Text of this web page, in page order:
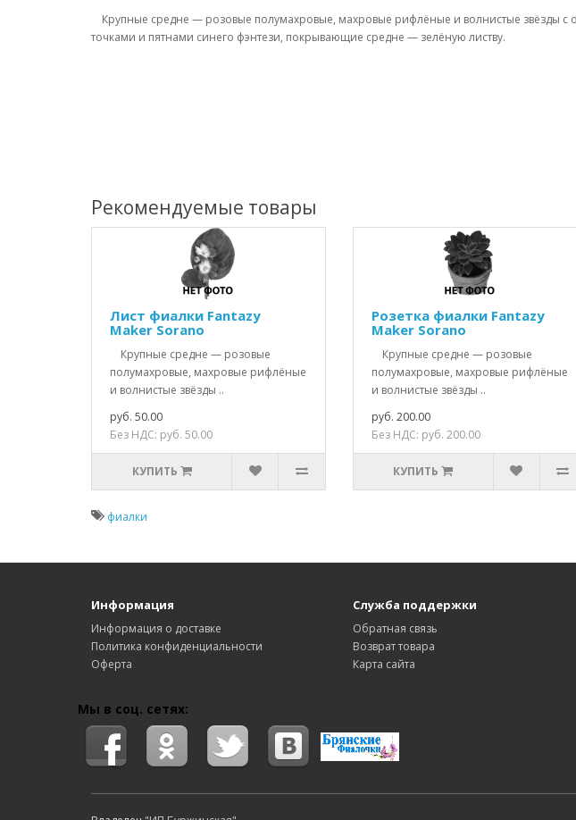
Крупные средне — розовые полумахровые, махровые рифлёные и волнистые звёзды с
точками и пятнами синего фэнтези, покрывающие средне — зелёную листву.
Рекомендуемые товары
Лист фиалки Fantazy
Maker Sorano
Крупные средне — розовые
полумахровые, махровые рифлёные
и волнистые звёзды ..
руб. 50.00
Без НДС: руб. 50.00
КУПИТЬ
Розетка фиалки Fantazy
Maker Sorano
Крупные средне — розовые
полумахровые, махровые рифлёные
и волнистые звёзды ..
руб. 200.00
Без НДС: руб. 200.00
КУПИТЬ
фиалки
Информация
Информация о доставке
Политика конфиденциальности
Оферта
Служба поддержки
Обратная связь
Возврат товара
Карта сайта
Мы в соц. сетях: